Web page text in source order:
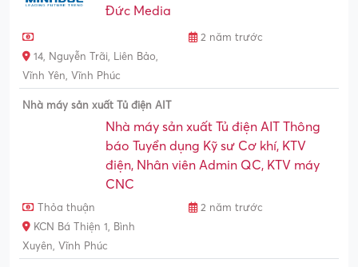
Đức Media
2 năm trước
14, Nguyễn Trãi, Liên Bảo,
Vĩnh Yên, Vĩnh Phúc
Nhà máy sản xuất Tủ điện AIT
Nhà máy sản xuất Tủ điện AIT Thông
báo Tuyển dụng Kỹ sư Cơ khí, KTV
điện, Nhân viên Admin QC, KTV máy
CNC
Thỏa thuận
2 năm trước
KCN Bá Thiện 1, Bình
Xuyên, Vĩnh Phúc